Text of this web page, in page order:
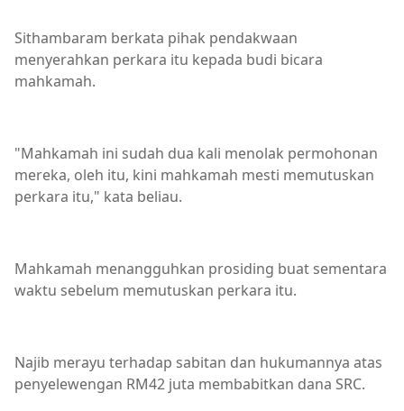
Sithambaram berkata pihak pendakwaan
menyerahkan perkara itu kepada budi bicara
mahkamah.
"Mahkamah ini sudah dua kali menolak permohonan
mereka, oleh itu, kini mahkamah mesti memutuskan
perkara itu," kata beliau.
Mahkamah menangguhkan prosiding buat sementara
waktu sebelum memutuskan perkara itu.
Najib merayu terhadap sabitan dan hukumannya atas
penyelewengan RM42 juta membabitkan dana SRC.